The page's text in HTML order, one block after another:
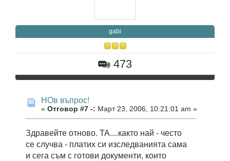
gabi
473
НОв въпрос!
« Отговор #7 -: Март 23, 2006, 10:21:01 am »
Здравейте отново. ТА....както най - често
се случва - платих си изследванията сама
и сега съм с готови документи, които